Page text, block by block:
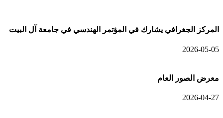
المركز الجغرافي يشارك في المؤتمر الهندسي في جامعة آل البيت
2026-05-05
معرض الصور العام
2026-04-27